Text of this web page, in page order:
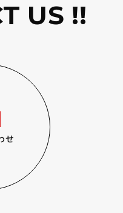
US !!
せ